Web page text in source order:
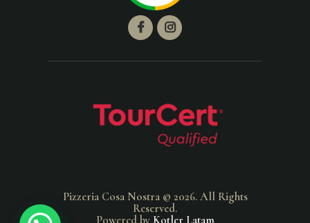
Pizzeria Cosa Nostra © 2026. All Rights
Reserved.
Powered by Kotler Latam